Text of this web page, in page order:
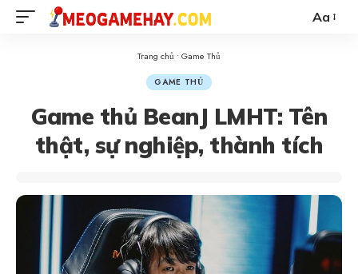
Aa
Trang chủ • Game Thủ
GAME THỦ
Game thủ BeanJ LMHT: Tên
thật, sự nghiệp, thành tích